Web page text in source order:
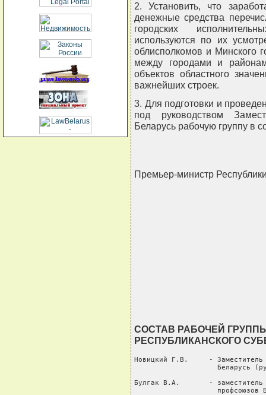
2. Установить, что
денежные средства
городских
используются по их
облисполкомов и Минского
между городами и
объектов областного
важнейших строек.
3. Для подготовки и
под руководством
Беларусь рабочую группу в
Премьер-министр
СОСТАВ РАБОЧЕЙ
РЕСПУБЛИКАНСКОГО
Новицкий Г.В.     - Заместитель
Беларусь
Булгак В.А.       - заместитель
профсоюзов